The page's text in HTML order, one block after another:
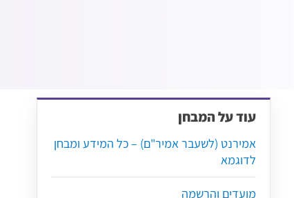
עוד על המבחן
אמירנט (לשעבר אמיר"ם) – כל המידע ומבחן
לדוגמא
מועדים והרשמה